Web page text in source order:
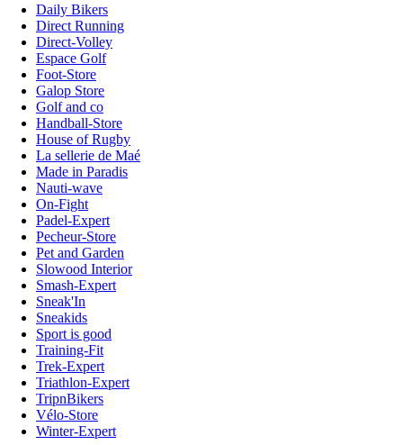
Daily Bikers
Direct Running
Direct-Volley
Espace Golf
Foot-Store
Galop Store
Golf and co
Handball-Store
House of Rugby
La sellerie de Maé
Made in Paradis
Nauti-wave
On-Fight
Padel-Expert
Pecheur-Store
Pet and Garden
Slowood Interior
Smash-Expert
Sneak'In
Sneakids
Sport is good
Training-Fit
Trek-Expert
Triathlon-Expert
TripnBikers
Vélo-Store
Winter-Expert